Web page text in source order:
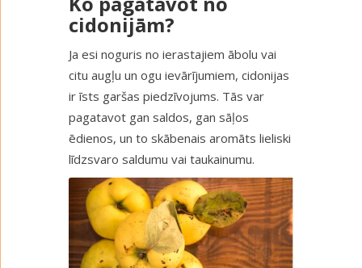
cidonijām?
Ja esi noguris no ierastajiem ābolu vai
citu augļu un ogu ievārījumiem, cidonijas
ir īsts garšas piedzīvojums. Tās var
pagatavot gan saldos, gan sāļos
ēdienos, un to skābenais aromāts lieliski
līdzsvaro saldumu vai taukainumu.